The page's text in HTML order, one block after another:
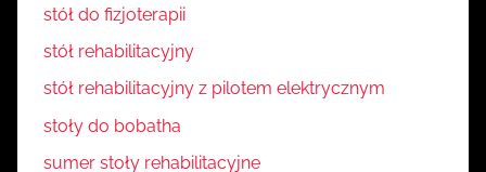
stół do fizjoterapii
stół rehabilitacyjny
stół rehabilitacyjny z pilotem elektrycznym
stoły do bobatha
sumer stoły rehabilitacyjne